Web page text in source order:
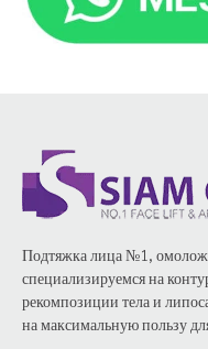
Подтяжка лица №1,
специализируемся на
рекомпозиции тела и
на максимальную пользу